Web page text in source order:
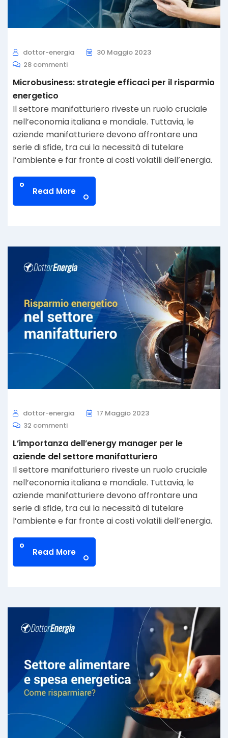
dottor-energia
30 Maggio 2023
28 commenti
Microbusiness: strategie efficaci per il risparmio
energetico
Il settore manifatturiero riveste un ruolo cruciale
nell’economia italiana e mondiale. Tuttavia, le
aziende manifatturiere devono affrontare una
serie di sfide, tra cui la necessità di tutelare
l’ambiente e far fronte ai costi volatili dell’energia.
Read More
dottor-energia
17 Maggio 2023
32 commenti
L’importanza dell’energy manager per le
aziende del settore manifatturiero
Il settore manifatturiero riveste un ruolo cruciale
nell’economia italiana e mondiale. Tuttavia, le
aziende manifatturiere devono affrontare una
serie di sfide, tra cui la necessità di tutelare
l’ambiente e far fronte ai costi volatili dell’energia.
Read More